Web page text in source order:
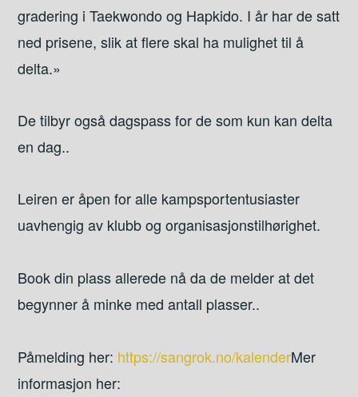
gradering i Taekwondo og Hapkido. I år har de satt
ned prisene, slik at flere skal ha mulighet til å
delta.»
De tilbyr også dagspass for de som kun kan delta
en dag..
Leiren er åpen for alle kampsportentusiaster
uavhengig av klubb og organisasjonstilhørighet.
Book din plass allerede nå da de melder at det
begynner å minke med antall plasser..
Påmelding her: https://sangrok.no/kalenderMer
informasjon her: